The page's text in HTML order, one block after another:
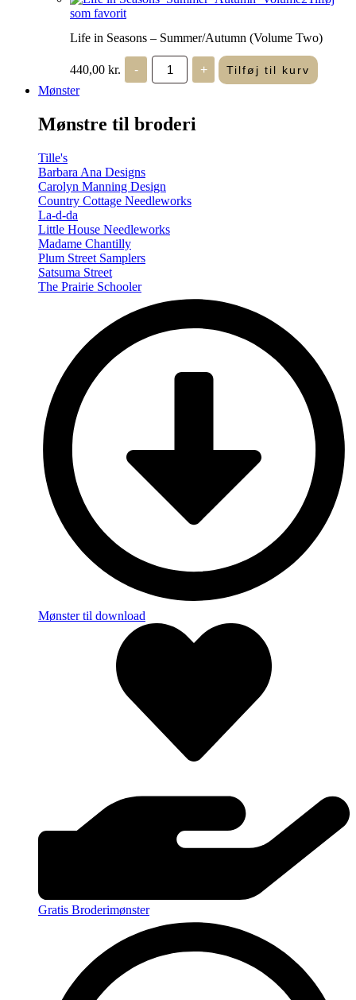
som favorit
Life in Seasons – Summer/Autumn (Volume Two)
440,00 kr. -
Life
Seasons
(Volume
+ Tilføj til kurv
Mønster
Mønstre til broderi
Tille's
Barbara Ana Designs
Carolyn Manning Design
Country Cottage Needleworks
La-d-da
Little House Needleworks
Madame Chantilly
Plum Street Samplers
Satsuma Street
The Prairie Schooler
Mønster til download
Gratis Broderimønster